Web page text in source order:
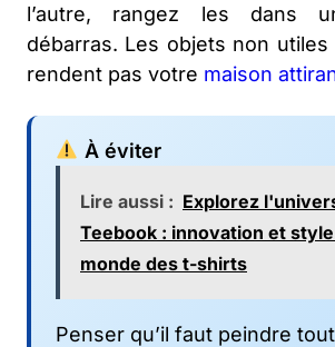
l’autre, rangez les dans
débarras. Les objets non
rendent pas votre maison
À éviter
Lire aussi : Explorez
Teebook : innovation et
monde des t-shirts
Penser qu’il faut peindre tout